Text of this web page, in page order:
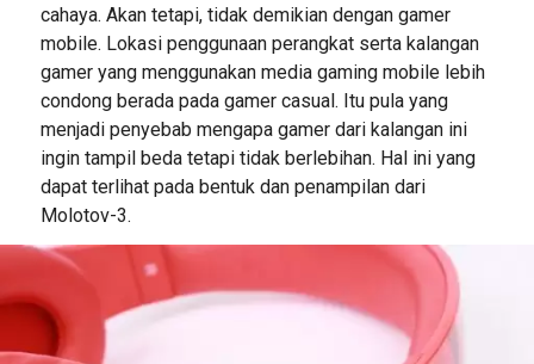
cahaya. Akan tetapi, tidak demikian dengan gamer
mobile. Lokasi penggunaan perangkat serta kalangan
gamer yang menggunakan media gaming mobile lebih
condong berada pada gamer casual. Itu pula yang
menjadi penyebab mengapa gamer dari kalangan ini
ingin tampil beda tetapi tidak berlebihan. Hal ini yang
dapat terlihat pada bentuk dan penampilan dari
Molotov-3.